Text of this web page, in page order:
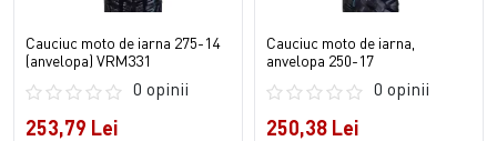
Cauciuc moto de iarna 275-14
(anvelopa) VRM331
0 opinii
253,79 Lei
Cauciuc moto de iarna,
anvelopa 250-17
0 opinii
250,38 Lei